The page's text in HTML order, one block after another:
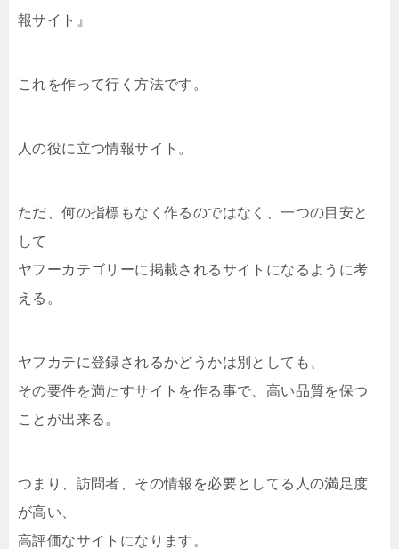
報サイト』
これを作って行く方法です。
人の役に立つ情報サイト。
ただ、何の指標もなく作るのではなく、一つの目安と
して
ヤフーカテゴリーに掲載されるサイトになるように考
える。
ヤフカテに登録されるかどうかは別としても、
その要件を満たすサイトを作る事で、高い品質を保つ
ことが出来る。
つまり、訪問者、その情報を必要としてる人の満足度
が高い、
高評価なサイトになります。